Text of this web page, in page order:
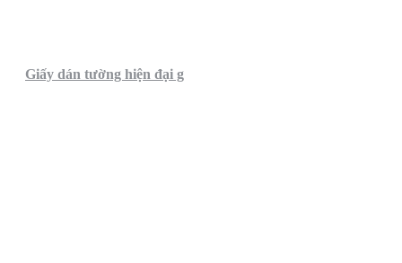
Giấy dán tường hiện đại g